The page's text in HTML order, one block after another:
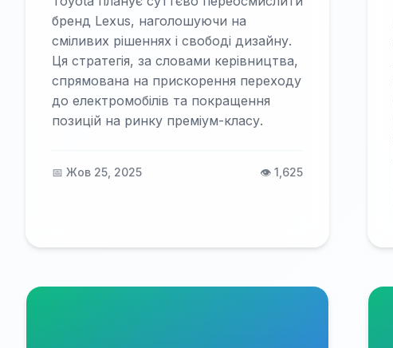
бренд Lexus, наголошуючи на
сміливих рішеннях і свободі дизайну.
Ця стратегія, за словами керівництва,
спрямована на прискорення переходу
до електромобілів та покращення
позицій на ринку преміум-класу.
📅 Жов 25, 2025 👁️ 1,625